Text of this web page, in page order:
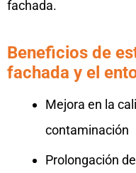
fachada.
Beneficios de
fachada y el
Mejora en la
contaminación
Prolongación